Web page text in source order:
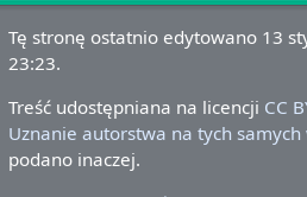
Tę stronę ostatnio edytowano 13
23:23.
Treść udostępniana na licencji CC
Uznanie autorstwa na tych
podano inaczej.